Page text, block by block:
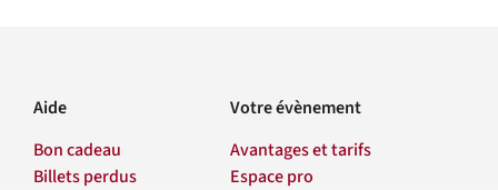
Aide
Bon cadeau
Billets perdus
Votre évènement
Avantages et tarifs
Espace pro